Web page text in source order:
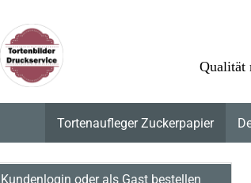
Qualität
Tortenaufleger Zuckerpapier
Kundenlogin oder als Gast bestellen